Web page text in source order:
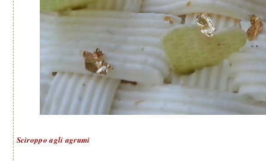
Sciroppo agli agrumi